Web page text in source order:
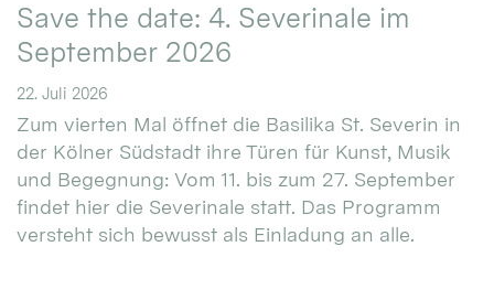
Save the date: 4. Severinale im
September 2026
22. Juli 2026
Zum vierten Mal öffnet die Basilika St. Severin in
der Kölner Südstadt ihre Türen für Kunst, Musik
und Begegnung: Vom 11. bis zum 27. September
findet hier die Severinale statt. Das Programm
versteht sich bewusst als Einladung an alle.